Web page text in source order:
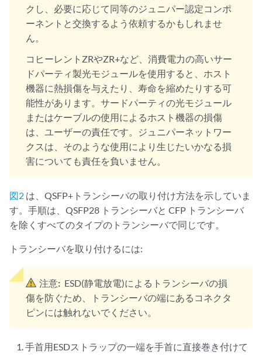
クし、必要に応じて同等のジュニパー認定コンポ
ーネントと交換するよう依頼するかもしれませ
ん。
コヒーレントZRやZR+など、消費電力の高いサー
ドパーティ製光モジュールを使用すると、ホスト
機器に熱損傷を与えたり、寿命を縮めたりする可
能性があります。サードパーティの光モジュール
またはケーブルの使用によるホスト機器の損傷
は、ユーザーの責任です。ジュニパーネットワー
クスは、そのような使用により生じたいかなる損
害についても責任を負いません。
図2 は、QSFP+トランシーバの取り付け方法を示していま
す。手順は、QSFP28 トランシーバと CFP トランシーバ
を除くすべてのタイプのトランシーバで同じです。
トランシーバを取り付けるには:
注意: ESD(静電放電)によるトランシーバの損
傷を防ぐため、トランシーバの端にあるコネクタ
ピンには触れないでください。
手首用ESDストラップの一端を手首に直接巻き付けて